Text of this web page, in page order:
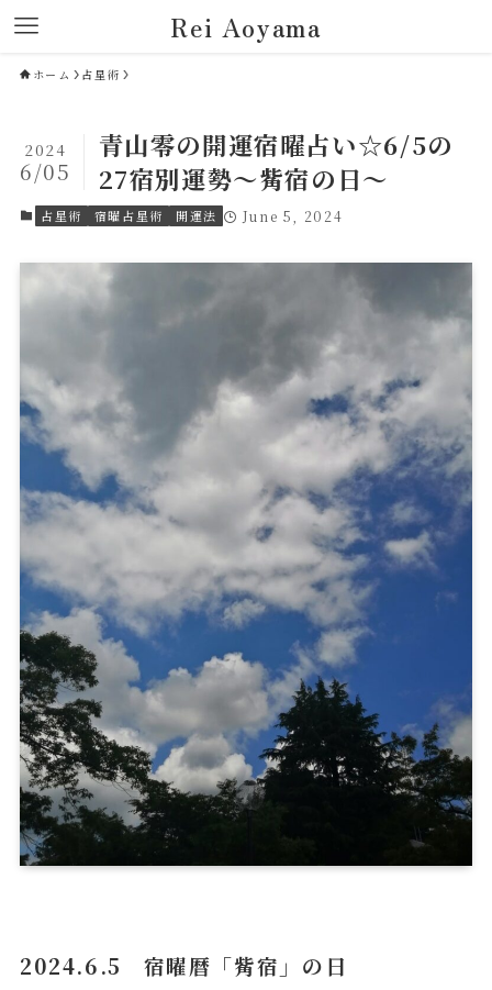
Rei Aoyama
ホーム 占星術
青山零の開運宿曜占い☆6/5の
27宿別運勢～觜宿の日～
2024
6/05
占星術 宿曜占星術 開運法 June 5, 2024
2024.6.5 宿曜暦「觜宿」の日